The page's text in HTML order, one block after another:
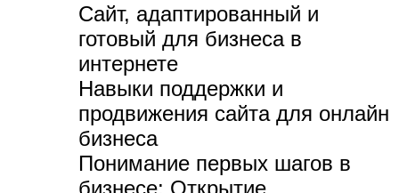
Сайт, адаптированный и
готовый для бизнеса в
интернете
Навыки поддержки и
продвижения сайта для онлайн
бизнеса
Понимание первых шагов в
бизнесе: Открытие